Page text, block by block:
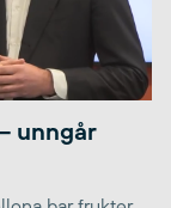
unngår